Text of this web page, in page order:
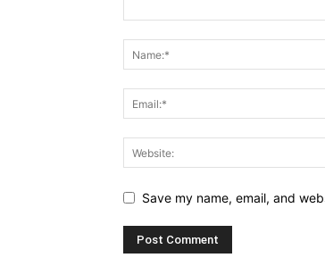
Save my name, email, and